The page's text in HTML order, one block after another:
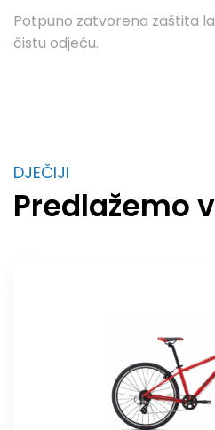
Potpuno zatvorena zaštita
čistu odjeću.
DJEČIJI
Predlažemo